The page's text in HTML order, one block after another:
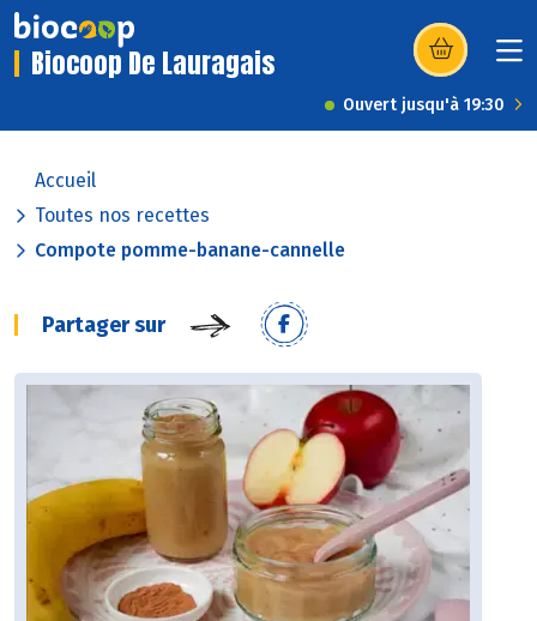
Biocoop De Lauragais (s’ouvre dans
Ouvert jusqu'à 19:30
Accueil
Toutes nos recettes
Compote pomme-banane-cannelle
Partager sur